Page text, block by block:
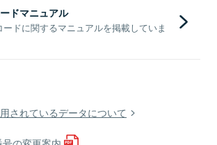
ドマニュアル
ドに関するマニュアルを掲載していま
されているデータについて